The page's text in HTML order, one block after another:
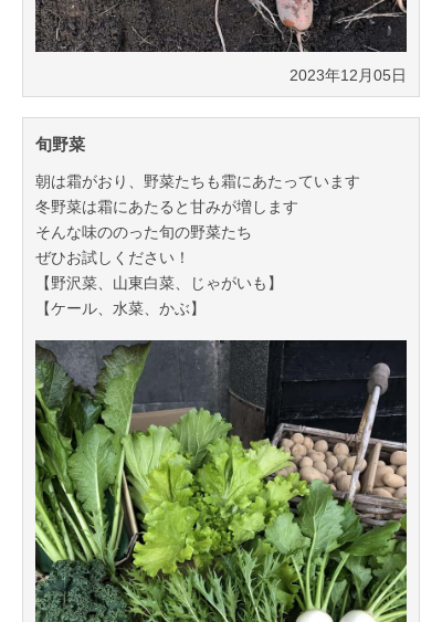
2023年12月05日
旬野菜
朝は霜がおり、野菜たちも霜にあたっています
冬野菜は霜にあたると甘みが増します
そんな味ののった旬の野菜たち
ぜひお試しください！
【野沢菜、山東白菜、じゃがいも】
【ケール、水菜、かぶ】